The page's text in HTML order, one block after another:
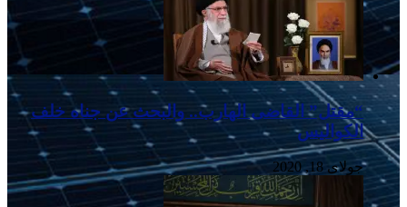
“مقتل” القاضی الهارب.. والبحث عن جناه خلف
الکوالیس
جولای 18, 2020